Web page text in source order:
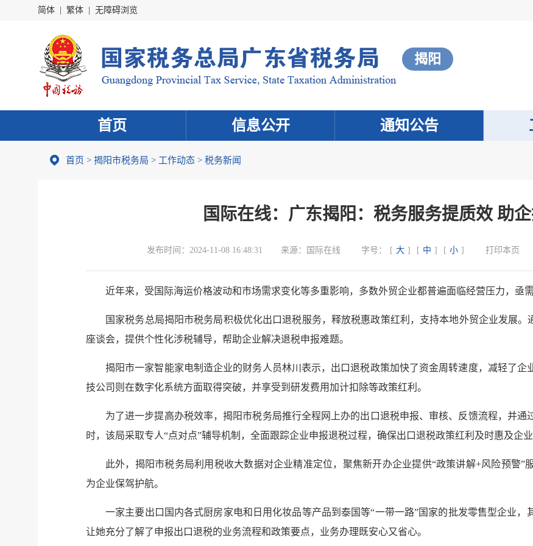
简体 繁体 无障碍浏览
揭阳
首页 信息公开 通知公告
首页 > 揭阳市税务局 > 工作动态 > 税务新闻
国际在线：广东揭阳：税务服务提质效 助
发布时间： 2024-11-08 16:48:31 来源： 国际在线 字号： [ 大 ] [ 中 ] [ 小 ] 打印本页
近年来，受国际海运价格波动和市场需求变化等多重影响，多数外贸企业都普遍面临经营压力，亟
国家税务总局揭阳市税务局积极优化出口退税服务，释放税惠政策红利，支持本地外贸企业发展。
座谈会，提供个性化涉税辅导，帮助企业解决退税申报难题。
揭阳市一家智能家电制造企业的财务人员林川表示，出口退税政策加快了资金周转速度，减轻了
技公司则在数字化系统方面取得突破，并享受到研发费用加计扣除等政策红利。
为了进一步提高办税效率，揭阳市税务局推行全程网上办的出口退税申报、审核、反馈流程，并通
时，该局采取专人“点对点”辅导机制，全面跟踪企业申报退税过程，确保出口退税政策红利及时惠及企业
此外，揭阳市税务局利用税收大数据对企业精准定位，聚焦新开办企业提供“政策讲解+风险预警”
为企业保驾护航。
一家主要出口国内各式厨房家电和日用化妆品等产品到泰国等“一带一路”国家的批发零售型企业
让她充分了解了申报出口退税的业务流程和政策要点，业务办理既安心又省心。